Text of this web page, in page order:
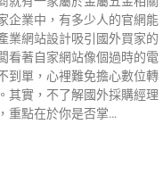
企業中，有多少人的官網能
業網站設計吸引國外買家的
看著自家網站像個過時的電
到單，心裡難免擔心數位轉
其實，不了解國外採購經理
重點在於你是否掌…